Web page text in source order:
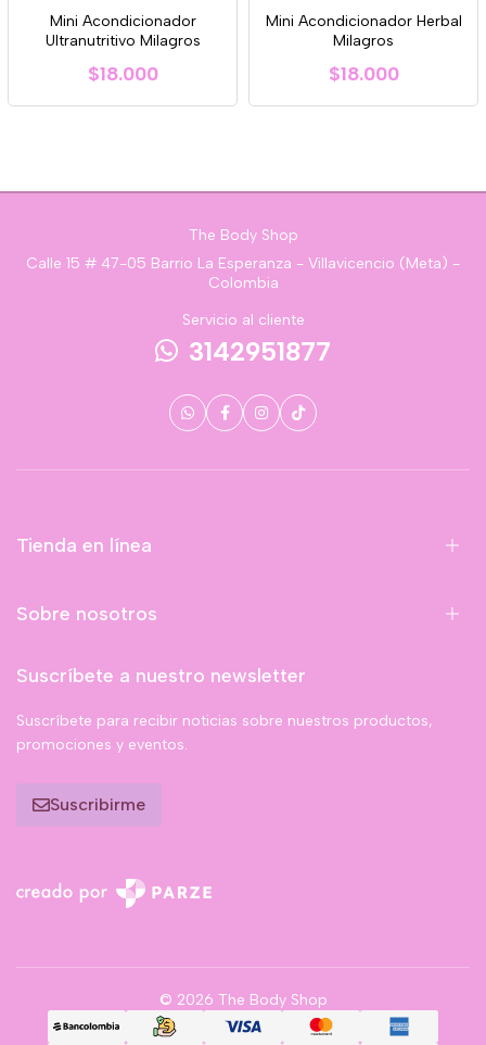
Mini Acondicionador
Ultranutritivo Milagros
$18.000
Mini Acondicionador Herbal
Milagros
$18.000
The Body Shop
Calle 15 # 47-05 Barrio La Esperanza - Villavicencio (Meta) -
Colombia
Servicio al cliente
3142951877
Tienda en línea
Sobre nosotros
Suscríbete a nuestro newsletter
Suscríbete para recibir noticias sobre nuestros productos,
promociones y eventos.
Suscribirme
© 2026 The Body Shop